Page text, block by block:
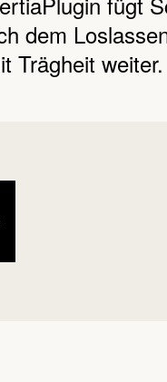
dem
Trägheit weiter.